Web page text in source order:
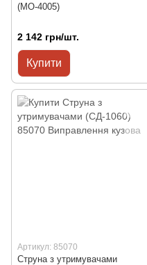
(МО-4005)
2 142 грн/шт.
Купити
Артикул: 85070
Струна з утримувачами